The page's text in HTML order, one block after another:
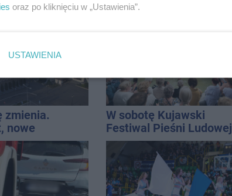
zmienia.
nowe
a przed
stanie
ARENA
W sobotę Kujawski
Festiwal Pieśni Ludowej
oraz po kliknięciu w „Ustawienia”.
USTAWIENIA